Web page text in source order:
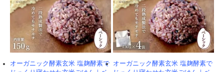
オーガニック酵素玄米 塩麹酵素で オーガニック酵素玄米 塩麹酵素で